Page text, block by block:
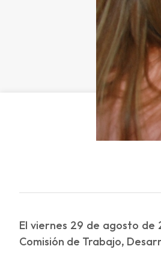
El viernes 29 de agosto de
Comisión de Trabajo,